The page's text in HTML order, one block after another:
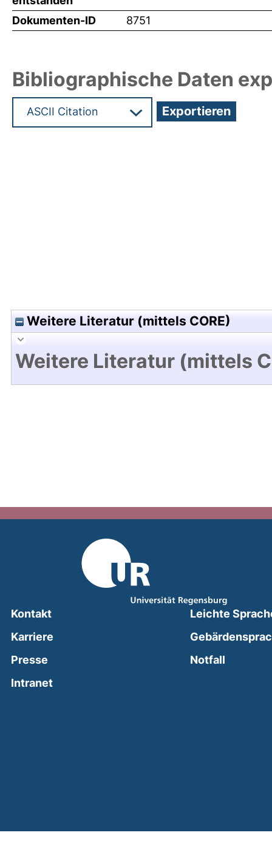
Dokumenten-ID 8751
Bibliographische Daten
Weitere Literatur (mittels CORE)
Weitere Literatur (mittels
Kontakt
Karriere
Presse
Intranet(external link, opens in a new window)
Leichte
Notfall